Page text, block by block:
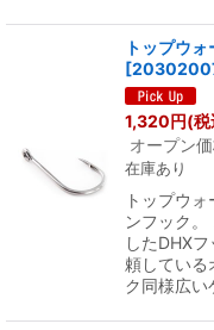
トップウ
[
1,320円(税
オープン
在庫あり
トップウ
ンフック
したDHX
頼している
ク同様広